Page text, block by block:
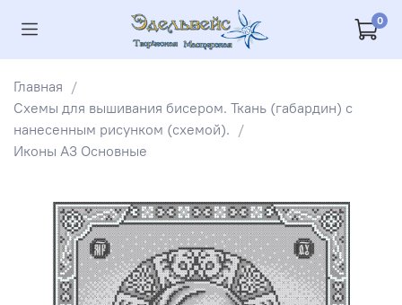
0
Главная
Схемы для вышивания бисером. Ткань (габардин) с
нанесенным рисунком (схемой).
Иконы А3 Основные